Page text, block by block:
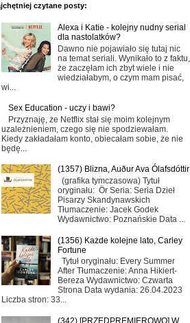
czytane posty:
Alexa i Katie - kolejny nudny serial
dla nastolatków?
Dawno nie pojawiało się tutaj nic
na temat seriali. Wynikało to z faktu,
że zaczęłam ich zbyt wiele i nie
wiedziałabym, o czym mam pisać,
wi...
Sex Education - uczy i bawi?
Przyznaję, że Netflix stał się moim kolejnym
uzależnieniem, czego się nie spodziewałam.
Kiedy zakładałam konto, obiecałam sobie, że nie
będę...
(1357) Blizna, Auður Ava Ólafsdóttir
(grafika tymczasowa) Tytuł
oryginału: Ör Seria: Seria Dzieł
Pisarzy Skandynawskich
Tłumaczenie: Jacek Godek
Wydawnictwo: Poznańskie Data ...
(1356) Każde kolejne lato, Carley
Fortune
Tytuł oryginału: Every Summer
After Tłumaczenie: Anna Hikiert-
Bereza Wydawnictwo: Czwarta
Strona Data wydania: 26.04.2023
Liczba stron: 33...
(342) [PRZEDPREMIEROWO] W